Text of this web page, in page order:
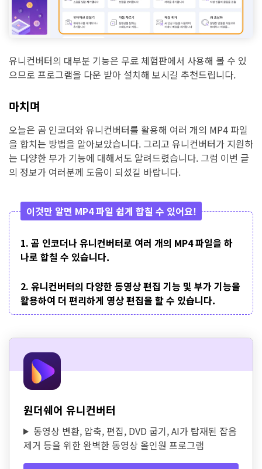
유니컨버터의 대부분 기능은 무료 체험판에서 사용해 볼 수 있
으므로 프로그램을 다운 받아 설치해 보시길 추천드립니다.
마치며
오늘은 곰 인코더와 유니컨버터를 활용해 여러 개의 MP4 파일
을 합치는 방법을 알아보았습니다. 그리고 유니컨버터가 지원하
는 다양한 부가 기능에 대해서도 알려드렸습니다. 그럼 이번 글
의 정보가 여러분께 도움이 되셨길 바랍니다.
이것만 알면 MP4 파일 쉽게 합칠 수 있어요!
1. 곰 인코더나 유니컨버터로 여러 개의 MP4 파일을 하
나로 합칠 수 있습니다.
2. 유니컨버터의 다양한 동영상 편집 기능 및 부가 기능을
활용하여 더 편리하게 영상 편집을 할 수 있습니다.
원더쉐어 유니컨버터
동영상 변환, 압축, 편집, DVD 굽기, AI가 탑재된 잡음
제거 등을 위한 완벽한 동영상 올인원 프로그램